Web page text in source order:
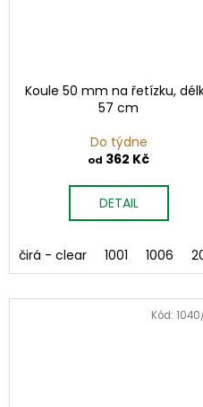
2002 3001 3003 4004
Koule 50 mm na řetízku,
57 cm
Do týdne
od 362 Kč
DETAIL
čirá - clear 1001 1006
Kód: